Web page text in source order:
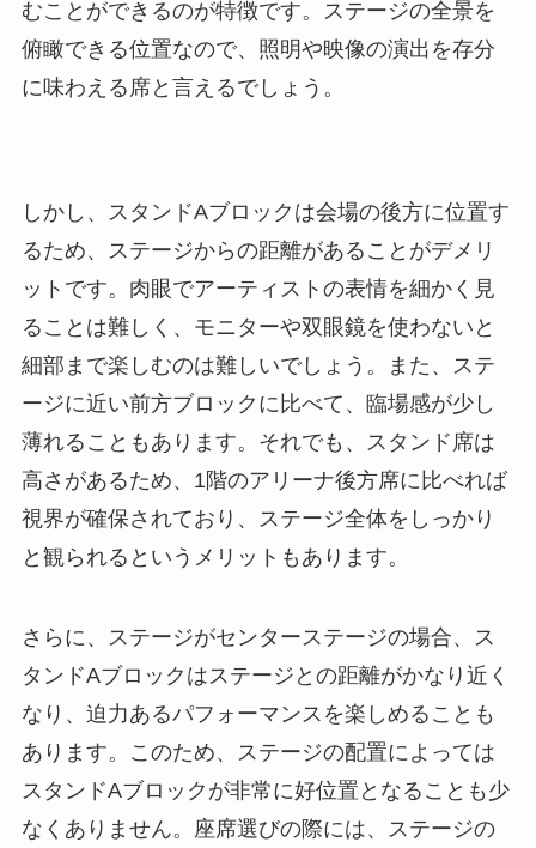
むことができるのが特徴です。ステージの全景を
俯瞰できる位置なので、照明や映像の演出を存分
に味わえる席と言えるでしょう。
しかし、スタンドAブロックは会場の後方に位置す
るため、ステージからの距離があることがデメリ
ットです。肉眼でアーティストの表情を細かく見
ることは難しく、モニターや双眼鏡を使わないと
細部まで楽しむのは難しいでしょう。また、ステ
ージに近い前方ブロックに比べて、臨場感が少し
薄れることもあります。それでも、スタンド席は
高さがあるため、1階のアリーナ後方席に比べれば
視界が確保されており、ステージ全体をしっかり
と観られるというメリットもあります。
さらに、ステージがセンターステージの場合、ス
タンドAブロックはステージとの距離がかなり近く
なり、迫力あるパフォーマンスを楽しめることも
あります。このため、ステージの配置によっては
スタンドAブロックが非常に好位置となることも少
なくありません。座席選びの際には、ステージの